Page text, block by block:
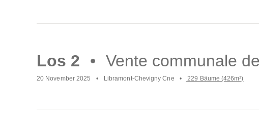
Los 2 Vente communale
20 November 2025 Libramont-Chevigny Cne 229 Bäume (426m³)